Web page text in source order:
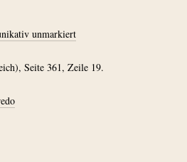
unmarkiert
Seite 361, Zeile 19.